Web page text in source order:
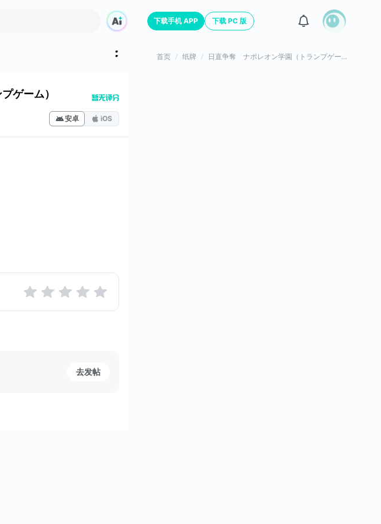
ゲーム）
安卓 iOS
徒達。
た…。
去发帖
下载手机 APP 下载 PC 版
首页 纸牌 日直争奪 ナポレオン学園（トランプゲーム）